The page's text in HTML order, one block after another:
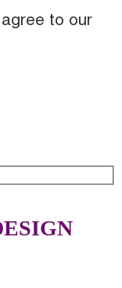
to our